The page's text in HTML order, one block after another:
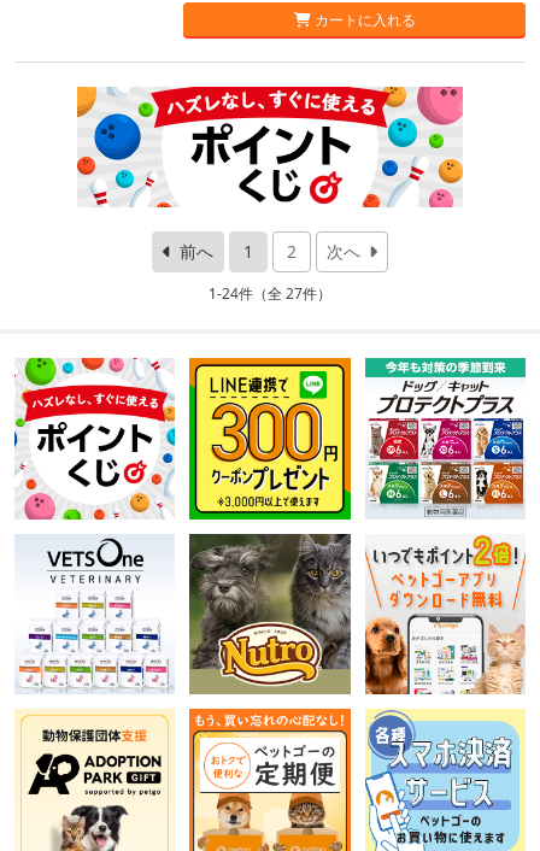
カートに入れる
前へ 1 2 次へ
1-24件（全 27件）